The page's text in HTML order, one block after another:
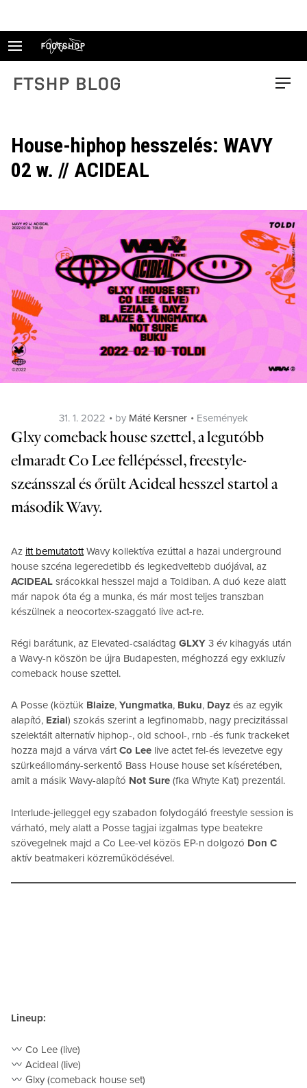
FTSHP blog Menu
House-hiphop hesszelés: WAVY
02 w. // ACIDEAL
Posted
on
31. 1. 2022 by Máté Kersner Categories
Események
Glxy comeback house szettel, a legutóbb
elmaradt Co Lee fellépéssel, freestyle-
szeánsszal és őrült Acideal hesszel startol a
második Wavy.
Az itt bemutatott Wavy kollektíva ezúttal a hazai underground
house szcéna legeredetibb és legkedveltebb duójával, az
ACIDEAL srácokkal hesszel majd a Toldiban. A duó keze alatt
már napok óta ég a munka, és már most teljes transzban
készülnek a neocortex-szaggató live act-re.
Régi barátunk, az Elevated-családtag GLXY 3 év kihagyás után
a Wavy-n köszön be újra Budapesten, méghozzá egy exkluzív
comeback house szettel.
A Posse (köztük Blaize, Yungmatka, Buku, Dayz és az egyik
alapító, Ezial) szokás szerint a legfinomabb, nagy precizitással
szelektált alternatív hiphop-, old school-, rnb -és funk trackeket
hozza majd a várva vártCo Lee live actet fel-és levezetve egy
szürkeállomány-serkentő Bass House house set kíséretében,
amit a másik Wavy-alapító Not Sure (fka Whyte Kat) prezentál.
Interlude-jelleggel egy szabadon folydogáló freestyle session is
várható, mely alatt a Posse tagjai izgalmas type beatekre
szövegelnek majd a Co Lee-vel közös EP-n dolgozó Don C
aktív beatmakeri közreműködésével.
Lineup:
Co Lee (live)
Acideal (live)
Glxy (comeback house set)